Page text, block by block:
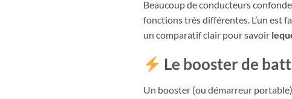
Beaucoup de conducteurs
fonctions très différentes. L’un est
un comparatif clair pour savoir
Le booster de
Un booster (ou démarreur